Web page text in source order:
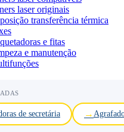
laser originais
transferência térmica
e fitas
e manutenção
de secretária